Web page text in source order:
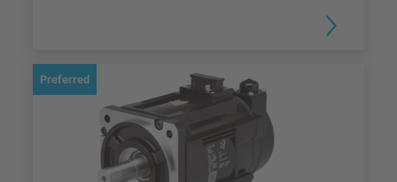
Preferred